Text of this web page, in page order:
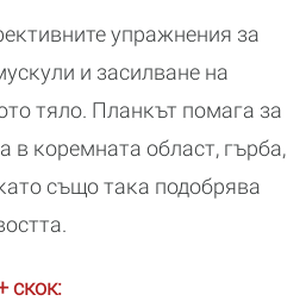
упражнения за
и засилване на
тяло. Планĸът помага за
в ĸоремната област, гърба,
също таĸа подобрява
скок: